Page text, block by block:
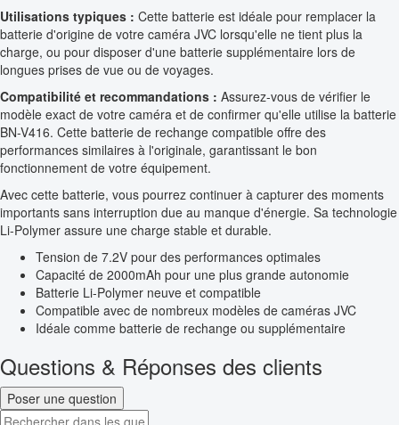
Utilisations typiques : Cette batterie est idéale pour remplacer la
batterie d'origine de votre caméra JVC lorsqu'elle ne tient plus la
charge, ou pour disposer d'une batterie supplémentaire lors de
longues prises de vue ou de voyages.
Compatibilité et recommandations : Assurez-vous de vérifier le
modèle exact de votre caméra et de confirmer qu'elle utilise la batterie
BN-V416. Cette batterie de rechange compatible offre des
performances similaires à l'originale, garantissant le bon
fonctionnement de votre équipement.
Avec cette batterie, vous pourrez continuer à capturer des moments
importants sans interruption due au manque d'énergie. Sa technologie
Li-Polymer assure une charge stable et durable.
Tension de 7.2V pour des performances optimales
Capacité de 2000mAh pour une plus grande autonomie
Batterie Li-Polymer neuve et compatible
Compatible avec de nombreux modèles de caméras JVC
Idéale comme batterie de rechange ou supplémentaire
Questions & Réponses des clients
Poser une question